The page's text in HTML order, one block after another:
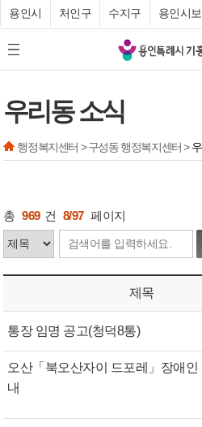
용인시 처인구 수지구 용인시
모바일 메뉴 버튼
기
흥
청
우리동 소식
행정복지센터 > 구성동 행정복지센터 >
총 969 건 8/97 페이지
제목
통장 임명 공고(청덕8통)
오산「북오산자이 드포레」장애인
내